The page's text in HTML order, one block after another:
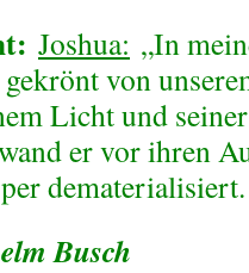
Joshua: „In
von
Licht und
er vor ihren
Busch